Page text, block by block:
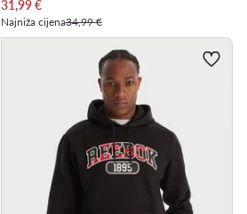
Trenutna cijena
31,99€
Najniža cijena34,99 €